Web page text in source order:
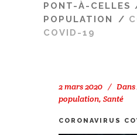
PONT-À-CELLES
POPULATION
/
COVID-19
2 mars 2020 Dans
population, Santé
CORONAVIRUS